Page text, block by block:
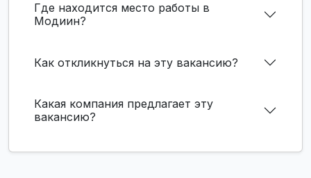
Где находится место работы в
Модиин?
Как откликнуться на эту вакансию?
Какая компания предлагает эту
вакансию?